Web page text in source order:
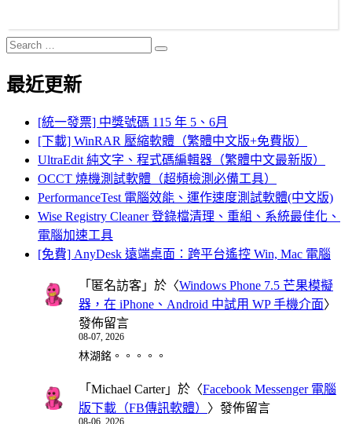
Search
for:
Search
最近更新
[統一發票] 中獎號碼 115 年 5、6月
[下載] WinRAR 壓縮軟體（繁體中文版+免費版）
UltraEdit 純文字、程式碼編輯器（繁體中文最新版）
OCCT 燒機測試軟體（超頻檢測必備工具）
PerformanceTest 電腦效能、運作速度測試軟體(中文版)
Wise Registry Cleaner 登錄檔清理、重組、系統最佳化、
電腦加速工具
[免費] AnyDesk 遠端桌面：跨平台遙控 Win, Mac 電腦
「 匿名訪客 」於〈Windows Phone 7.5 芒果模擬
器，在 iPhone、Android 中試用 WP 手機介面〉
發佈留言
08-07, 2026
林湖銘。。。。。
「 Michael Carter」於〈Facebook Messenger 電腦
版下載（FB傳訊軟體） 〉發佈留言
08-06, 2026